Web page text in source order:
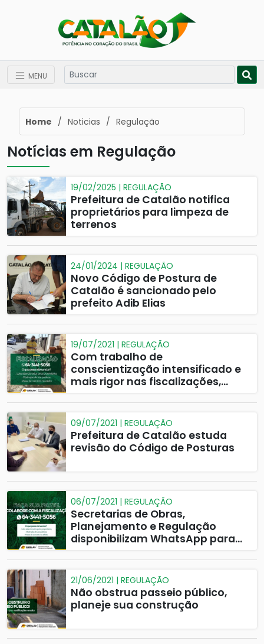
MENU
Home / Noticias / Regulação
Notícias em Regulação
19/02/2025 | REGULAÇÃO
Prefeitura de Catalão notifica
proprietários para limpeza de
terrenos
24/01/2024 | REGULAÇÃO
Novo Código de Postura de
Catalão é sancionado pelo
prefeito Adib Elias
19/07/2021 | REGULAÇÃO
Com trabalho de
conscientização intensificado e
mais rigor nas fiscalizações,
ocorrências notificadas em
calçadas e lotes
09/07/2021 | REGULAÇÃO
Prefeitura de Catalão estuda
revisão do Código de Posturas
06/07/2021 | REGULAÇÃO
Secretarias de Obras,
Planejamento e Regulação
disponibilizam WhatsApp para
21/06/2021 | REGULAÇÃO
Não obstrua passeio público,
planeje sua construção